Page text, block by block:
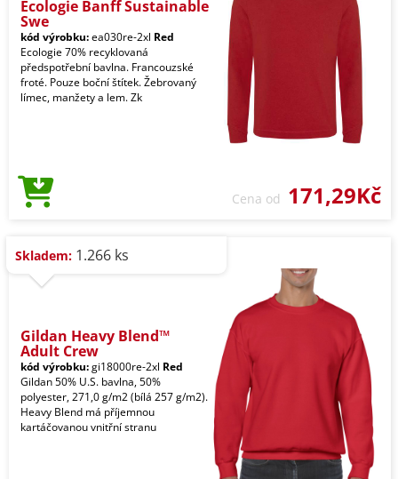
Ecologie Banff Sustainable
Swe
kód výrobku:ea030re-2xl Red
Ecologie 70% recyklovaná
předspotřební bavlna. Francouzské
froté. Pouze boční štítek. Žebrovaný
límec, manžety a lem. Zk
Cena od 171,29Kč
Skladem: 1.266 ks
Gildan Heavy Blend™
Adult Crew
kód výrobku:gi18000re-2xl Red
Gildan 50% U.S. bavlna, 50%
polyester, 271,0 g/m2 (bílá 257 g/m2).
Heavy Blend má příjemnou
kartáčovanou vnitřní stranu